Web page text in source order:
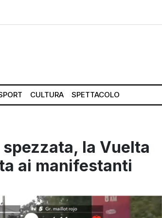
CULTURA SPETTACOLO
la Vuelta
ai manifestanti